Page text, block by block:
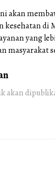
akan
kesehatan di
yang
masyarakat
akan